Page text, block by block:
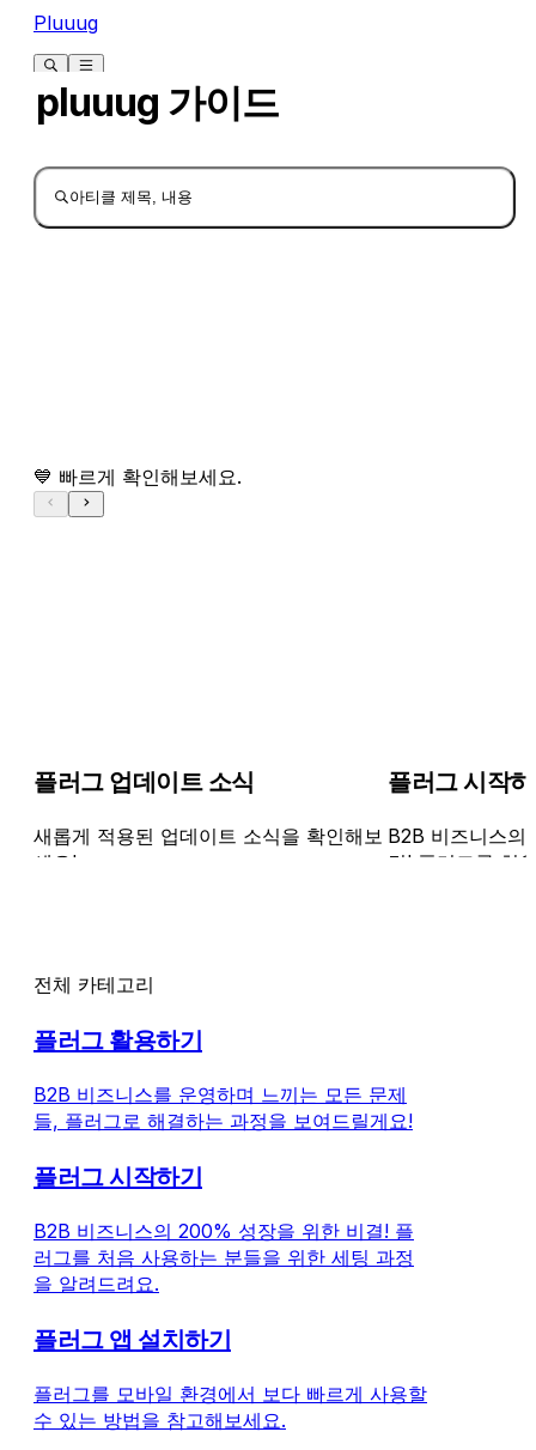
Pluuug
pluuug 가이드
아티클 제목, 내용
💙 빠르게 확인해보세요.
플러그 업데이트 소식
새롭게 적용된 업데이트 소식을 확인해보
세요!
플러그 시작
B2B 비즈니스
결! 플러그를 처
전체 카테고리
플러그 활용하기
B2B 비즈니스를 운영하며 느끼는 모든 문제
들, 플러그로 해결하는 과정을 보여드릴게요!
플러그 시작하기
B2B 비즈니스의 200% 성장을 위한 비결! 플
러그를 처음 사용하는 분들을 위한 세팅 과정
을 알려드려요.
플러그 앱 설치하기
플러그를 모바일 환경에서 보다 빠르게 사용할
수 있는 방법을 참고해보세요.